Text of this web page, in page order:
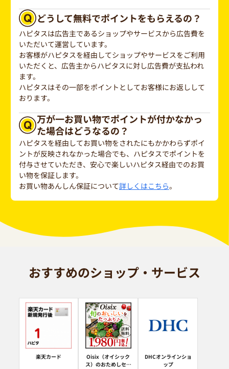
どうして無料でポイントをもらえるの？
ハピタスは広告主であるショップやサービスから広告費を
いただいて運営しています。
お客様がハピタスを経由してショップやサービスをご利用
いただくと、広告主からハピタスに対し広告費が支払われ
ます。
ハピタスはその一部をポイントとしてお客様にお返しして
おります。
万が一お買い物でポイントが付かなかっ
た場合はどうなるの？
ハピタスを経由してお買い物をされたにもかかわらずポイ
ントが反映されなかった場合でも、ハピタスでポイントを
付与させていただき、安心で楽しいハピタス経由でのお買
い物を保証します。
お買い物あんしん保証について詳しくはこちら。
おすすめのショップ・サービス
楽天カード
Oisix（オイシック
ス）のおためしセッ
DHCオンラインショ
ップ